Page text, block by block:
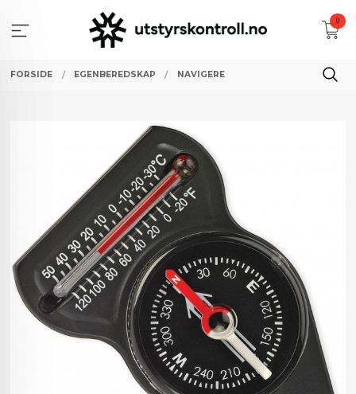
innholdet
0
FORSIDE EGENBEREDSKAP NAVIGERE